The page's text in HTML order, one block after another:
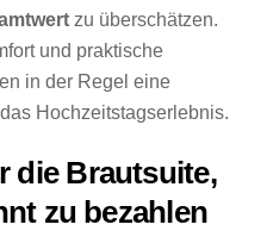
zu überschätzen.
und praktische
in der Regel eine
Hochzeitstagserlebnis.
die Brautsuite,
zu bezahlen